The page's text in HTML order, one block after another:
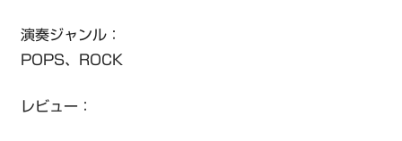
演奏ジャンル：
POPS、ROCK
レビュー：